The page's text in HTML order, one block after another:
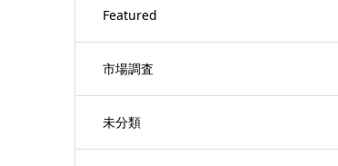
Featured
市場調査
未分類